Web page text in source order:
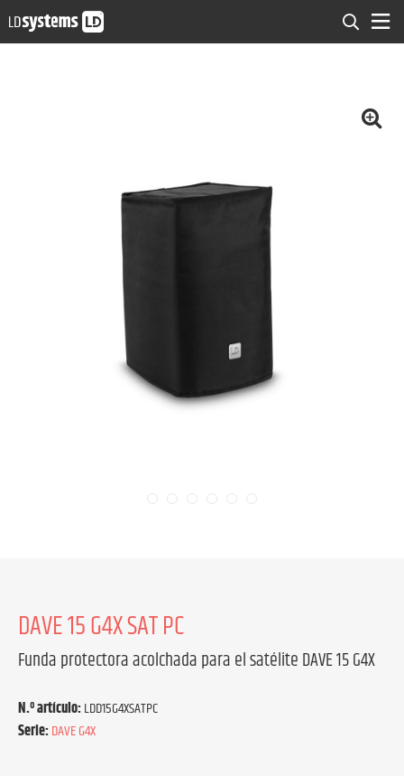
DAVE 15 G4X SAT PC
Funda protectora acolchada para el satélite DAVE 15 G4X
N.º artículo:LDD15G4XSATPC
Serie:DAVE G4X